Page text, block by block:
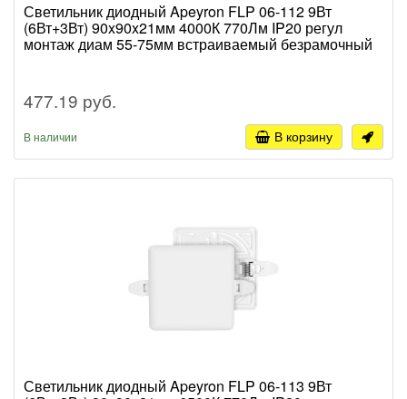
Светильник диодный Apeyron FLP 06-112 9Вт
(6Вт+3Вт) 90x90x21мм 4000К 770Лм IP20 регул
монтаж диам 55-75мм встраиваемый безрамочный
477.19 руб.
В наличии В корзину
Светильник диодный Apeyron FLP 06-113 9Вт